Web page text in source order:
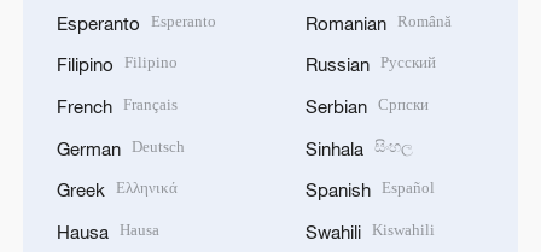
Esperanto Esperanto
Filipino Filipino
French Français
German Deutsch
Greek Ελληνικά
Hausa Hausa
Romanian Română
Russian Русский
Serbian Српски
Sinhala සිංහල
Spanish Español
Swahili Kiswahili